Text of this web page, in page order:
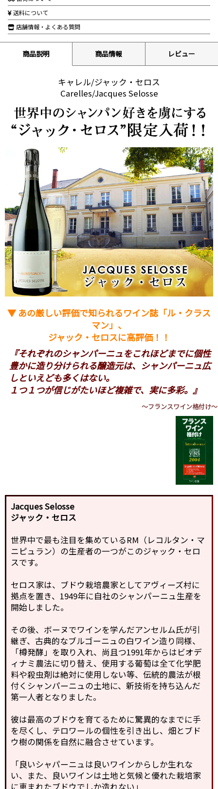
送料について
店舗情報・よくある質問
商品説明 商品情報 レビュー
キャレル/ジャック・セロス
Carelles/Jacques Selosse
▼ あの厳しい評価で知られるワイン誌「ル・クラス
マン」、
ジャック・セロスに高評価！！
『それぞれのシャンパーニュをこれほどまでに個性
豊かに造り分けられる醸造元は、シャンパーニュ広
しといえども多くはない。
１つ１つが信じがたいほど複雑で、実に多彩。』
～フランスワイン格付け～
Jacques Selosse
ジャック・セロス
世界中で最も注目を集めているRM（レコルタン・マ
ニピュラン）の生産者の一つがこのジャック・セロ
スです。
セロス家は、ブドウ栽培農家としてアヴィーズ村に
拠点を置き、1949年に自社のシャンパーニュ生産を
開始しました。
その後、ボーヌでワインを学んだアンセルム氏が引
継ぎ、古典的なブルゴーニュの白ワイン造り同様、
「樽発酵」を取り入れ、尚且つ1991年からはビオデ
ィナミ農法に切り替え、使用する葡萄は全て化学肥
料や殺虫剤は絶対に使用しない等、伝統的農法が根
付くシャンパーニュの土地に、新技術を持ち込んだ
第一人者となりました。
彼は最高のブドウを育てるために驚異的なまでに手
を尽くし、テロワールの個性を引き出し、畑とブド
ウ樹の関係を自然に融合させています。
「良いシャパーニュは良いワインからしか生れな
い、また、良いワインは土地と気候と優れた栽培家
に恵まれたブドウでしか造れない」